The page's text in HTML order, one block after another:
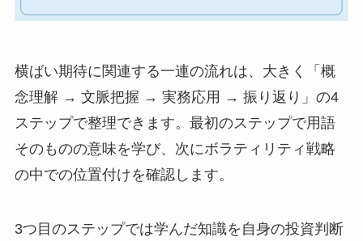
横ばい期待に関連する一連の流れは、大きく「概
念理解 → 文脈把握 → 実務応用 → 振り返り」の4
ステップで整理できます。最初のステップで用語
そのものの意味を学び、次にボラティリティ戦略
の中での位置付けを確認します。
3つ目のステップでは学んだ知識を自身の投資判断